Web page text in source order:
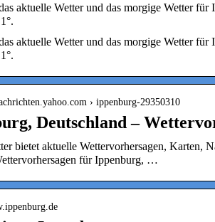
aktuelle Wetter und das morgige Wetter
aktuelle Wetter und das morgige Wetter
› ippenburg-29350310
Deutschland –
bietet aktuelle Wettervorhersagen, Karten,
für Ippenburg, …